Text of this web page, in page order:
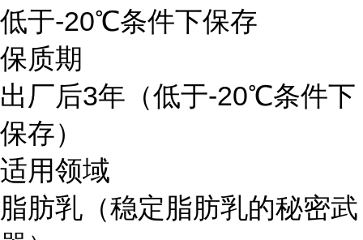
低于-20℃条件下保存
保质期
出厂后3年（低于-20℃条件下
保存）
适用领域
脂肪乳（稳定脂肪乳的秘密武